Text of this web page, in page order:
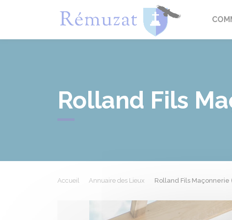
Rémuzat
Rolland Fils
Accueil Annuaire des Lieux Rolland Fils Maçonnerie